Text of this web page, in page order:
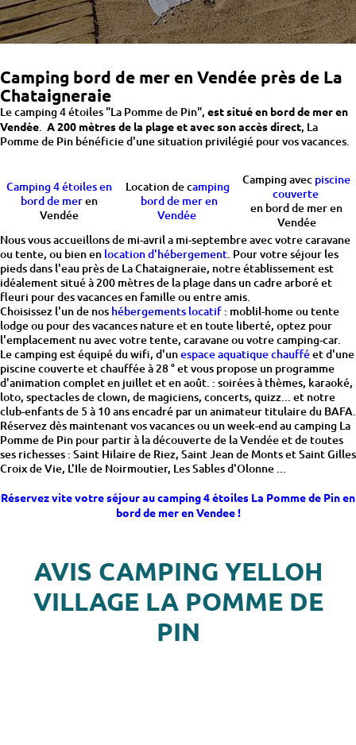
Camping bord de mer en Vendée près de La
Chataigneraie
Le camping 4 étoiles "La Pomme de Pin", est situé en bord de mer en
Vendée. A 200 mètres de la plage et avec son accès direct, La
Pomme de Pin bénéficie d'une situation privilégié pour vos vacances.
Camping 4 étoiles en
bord de meren
Vendée
Location de camping
bord de mer en
Vendée
Camping avec piscine
couverte
en bord de mer en
Vendée
Nous vous accueillons de mi-avril a mi-septembre avec votre caravane
ou tente, ou bien en location d'hébergement. Pour votre séjour les
pieds dans l'eau près de La Chataigneraie, notre établissement est
idéalement situé à 200 mètres de la plage dans un cadre arboré et
fleuri pour des vacances en famille ou entre amis.
Choisissez l'un de nos hébergements locatif: moblil-home ou tente
lodge ou pour des vacances nature et en toute liberté, optez pour
l'emplacement nu avec votre tente, caravane ou votre camping-car.
Le camping est équipé du wifi, d'unespace aquatique chaufféet d'une
piscine couverte et chauffée à 28 ° et vous propose un programme
d'animation complet en juillet et en août. : soirées à thèmes, karaoké,
loto, spectacles de clown, de magiciens, concerts, quizz... et notre
club-enfants de 5 à 10 ans encadré par un animateur titulaire du BAFA.
Réservez dès maintenant vos vacances ou un week-end au camping La
Pomme de Pin pour partir à la découverte de la Vendée et de toutes
ses richesses : Saint Hilaire de Riez, Saint Jean de Monts et Saint Gilles
Croix de Vie, L'Ile de Noirmoutier, Les Sables d'Olonne ...
Réservez vite votre séjour au camping 4 étoiles La Pomme de Pin en
bord de mer en Vendee !
AVIS CAMPING YELLOH
VILLAGE LA POMME DE
PIN